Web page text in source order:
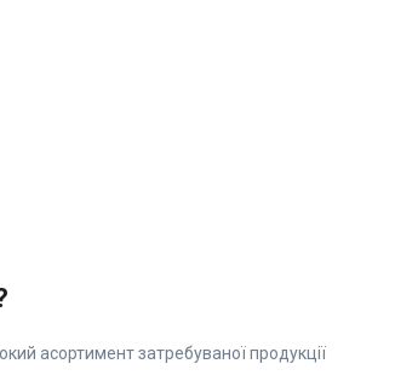
асортимент затребуваної продукції